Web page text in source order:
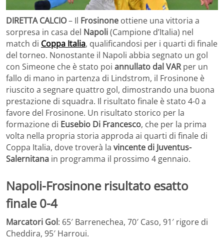
DIRETTA CALCIO– Il Frosinone ottiene una vittoria a
sorpresa in casa del Napoli(Campione d’Italia) nel
match di Coppa Italia, qualificandosi per i quarti di finale
del torneo. Nonostante il Napoli abbia segnato un gol
con Simeone che è stato poi annullato dal VARper un
fallo di mano in partenza di Lindstrom, il Frosinone è
riuscito a segnare quattro gol, dimostrando una buona
prestazione di squadra. Il risultato finale è stato 4-0 a
favore del Frosinone. Un risultato storico per la
formazione di Eusebio Di Francesco, che per la prima
volta nella propria storia approda ai quarti di finale di
Coppa Italia, dove troverà la vincente di Juventus-
Salernitana in programma il prossimo 4 gennaio.
Napoli-Frosinone risultato esatto
finale 0-4
Marcatori Gol: 65′ Barrenechea, 70′ Caso, 91′ rigore di
Cheddira, 95′ Harroui.